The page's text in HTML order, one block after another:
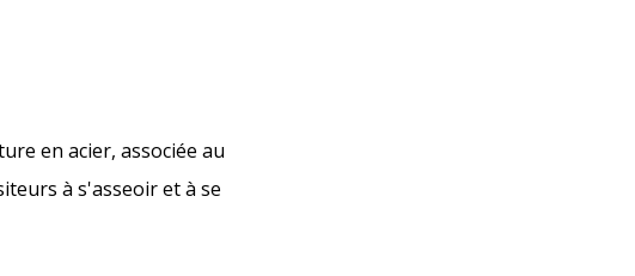
en acier, associée au
à s'asseoir et à se